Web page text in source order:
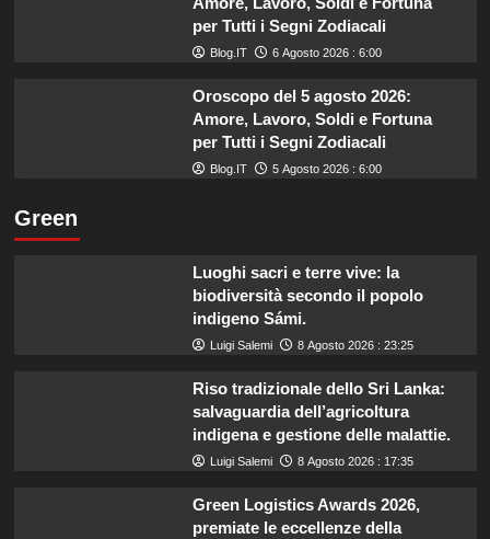
per Tutti i Segni Zodiacali
Blog.IT 6 Agosto 2026 : 6:00
Oroscopo del 5 agosto 2026:
Amore, Lavoro, Soldi e Fortuna
per Tutti i Segni Zodiacali
Blog.IT 5 Agosto 2026 : 6:00
Green
Luoghi sacri e terre vive: la
biodiversità secondo il popolo
indigeno Sámi.
Luigi Salemi 8 Agosto 2026 : 23:25
Riso tradizionale dello Sri Lanka:
salvaguardia dell’agricoltura
indigena e gestione delle malattie.
Luigi Salemi 8 Agosto 2026 : 17:35
Green Logistics Awards 2026,
premiate le eccellenze della